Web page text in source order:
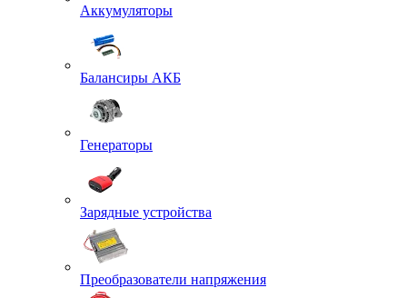
Аккумуляторы
Балансиры АКБ
Генераторы
Зарядные устройства
Преобразователи напряжения